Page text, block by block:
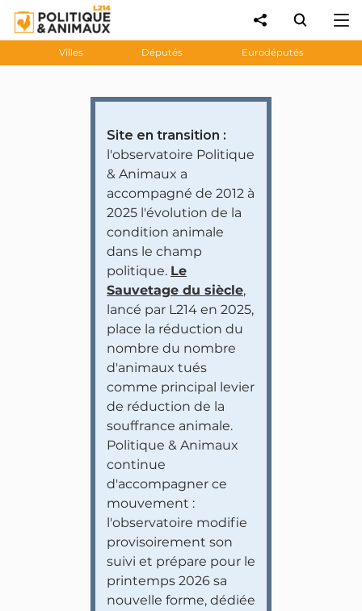
Villes Députés Eurodéputés
Site en transition :
l'observatoire Politique
& Animaux a
accompagné de 2012 à
2025 l'évolution de la
condition animale
dans le champ
politique. Le
Sauvetage du siècle,
lancé par L214 en 2025,
place la réduction du
nombre du nombre
d'animaux tués
comme principal levier
de réduction de la
souffrance animale.
Politique & Animaux
continue
d'accompagner ce
mouvement :
l'observatoire modifie
provisoirement son
suivi et prépare pour le
printemps 2026 sa
nouvelle forme, dédiée